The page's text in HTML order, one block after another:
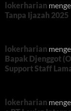
lokerharian
Tanpa Ijazah 2025
lokerharian
Bapak Djenggot
Support Staff
lokerharian